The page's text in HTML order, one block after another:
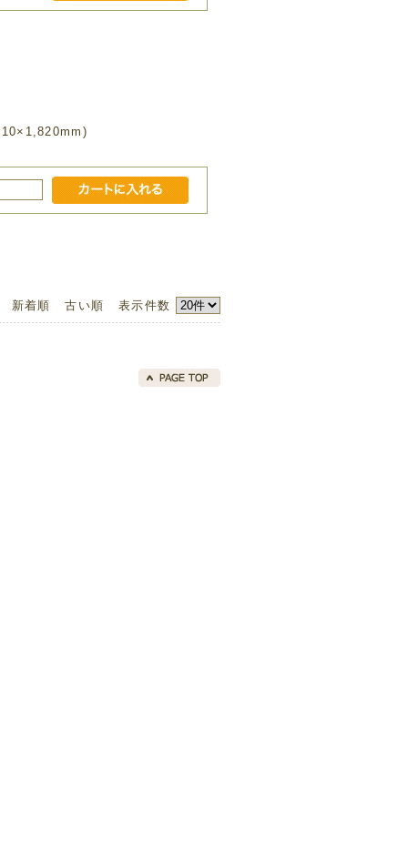
新着順 古い順 表示件数